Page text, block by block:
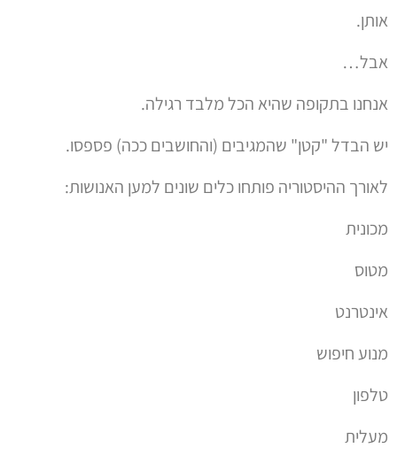
אותן.
אבל…
אנחנו בתקופה שהיא הכל מלבד רגילה.
יש הבדל "קטן" שהמגיבים (והחושבים ככה) פספסו.
לאורך ההיסטוריה פותחו כלים שונים למען האנושות:
מכונית
מטוס
אינטרנט
מנוע חיפוש
טלפון
מעלית